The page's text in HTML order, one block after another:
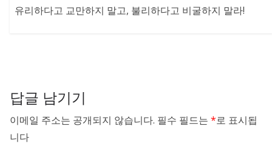
유리하다고 교만하지 말고, 불리하다고 비굴하지 말라!
답글 남기기
이메일 주소는 공개되지 않습니다. 필수 필드는 *로 표시됩
니다